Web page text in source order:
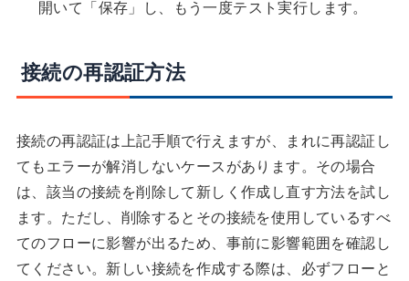
開いて「保存」し、もう一度テスト実行します。
接続の再認証方法
接続の再認証は上記手順で行えますが、まれに再認証し
てもエラーが解消しないケースがあります。その場合
は、該当の接続を削除して新しく作成し直す方法を試し
ます。ただし、削除するとその接続を使用しているすべ
てのフローに影響が出るため、事前に影響範囲を確認し
てください。新しい接続を作成する際は、必ずフローと